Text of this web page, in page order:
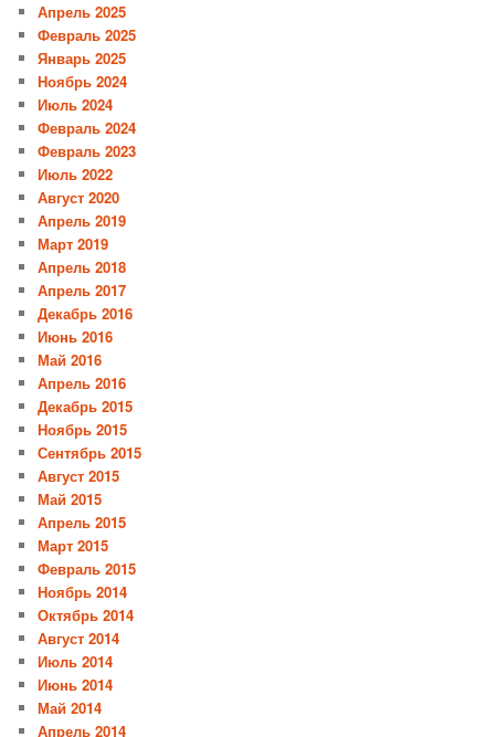
Апрель 2025
Февраль 2025
Январь 2025
Ноябрь 2024
Июль 2024
Февраль 2024
Февраль 2023
Июль 2022
Август 2020
Апрель 2019
Март 2019
Апрель 2018
Апрель 2017
Декабрь 2016
Июнь 2016
Май 2016
Апрель 2016
Декабрь 2015
Ноябрь 2015
Сентябрь 2015
Август 2015
Май 2015
Апрель 2015
Март 2015
Февраль 2015
Ноябрь 2014
Октябрь 2014
Август 2014
Июль 2014
Июнь 2014
Май 2014
Апрель 2014